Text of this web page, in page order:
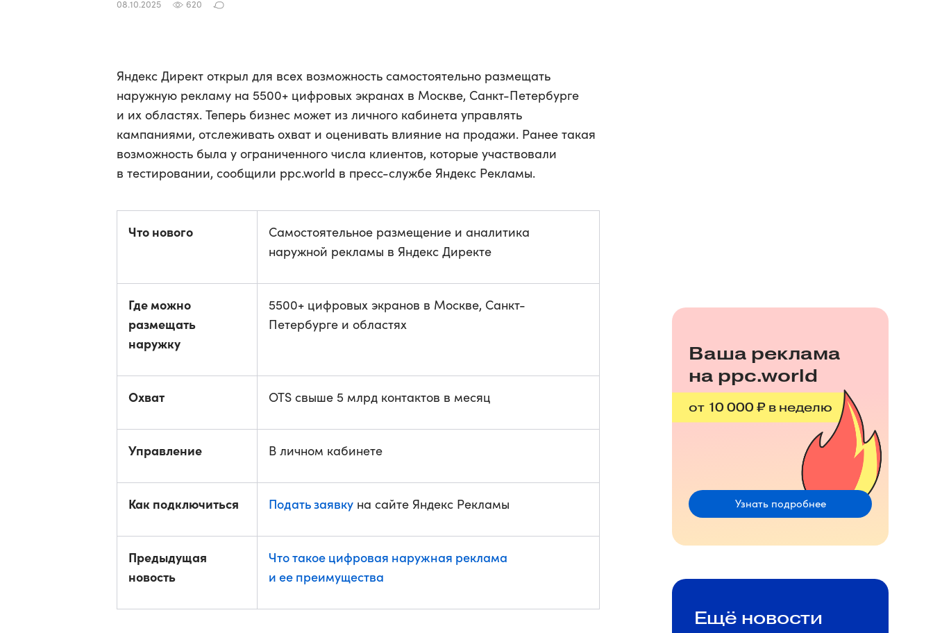
08.10.2025 620
Яндекс Директ открыл для всех возможность самостоятельно размещать
наружную рекламу на 5500+ цифровых экранах в Москве, Санкт-Петербурге
и их областях. Теперь бизнес может из личного кабинета управлять
кампаниями, отслеживать охват и оценивать влияние на продажи. Ранее такая
возможность была у ограниченного числа клиентов, которые участвовали
в тестировании, сообщили ppc.world в пресс-службе Яндекс Рекламы.
Что нового
Самостоятельное размещение и аналитика
наружной рекламы в Яндекс Директе
Где можно
размещать
наружку
5500+ цифровых экранов в Москве, Санкт-
Петербурге и областях
Охват OTS свыше 5 млрд контактов в месяц
Управление В личном кабинете
Как подключиться Подать заявку на сайте Яндекс Рекламы
Предыдущая
новость
Что такое цифровая наружная реклама
и ее преимущества
Ваша реклама
на ppc.world
от 10 000 ₽ в неделю
Узнать подробнее
Ещё новости